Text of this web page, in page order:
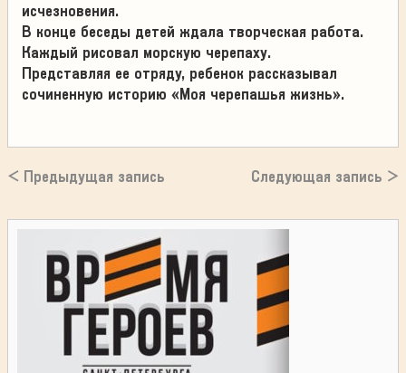
исчезновения.
В конце беседы детей ждала творческая работа.
Каждый рисовал морскую черепаху.
Представляя ее отряду, ребенок рассказывал
сочиненную историю «Моя черепашья жизнь».
< Предыдущая запись Следующая запись >